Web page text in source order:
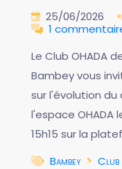
25/06/2026
1
Le Club OHADA
Bambey vous
sur l'évolution
l'espace OHADA
15h15 sur la
Bambey
Club